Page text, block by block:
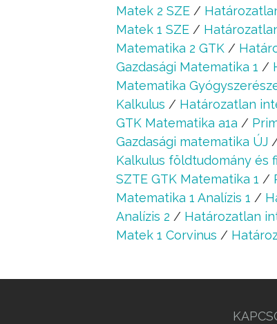
Matek 2 SZE /
Matek 1 SZE /
Matematika 2 GTK /
Gazdasági Matematika 1 /
Matematika
Kalkulus / Határozatlan
GTK Matematika a1a /
Gazdasági matematika ÚJ
Kalkulus földtudomány és
SZTE GTK Matematika 1 /
Matematika 1 Analízis 1 /
Analízis 2 / Határozatlan
Matek 1 Corvinus /